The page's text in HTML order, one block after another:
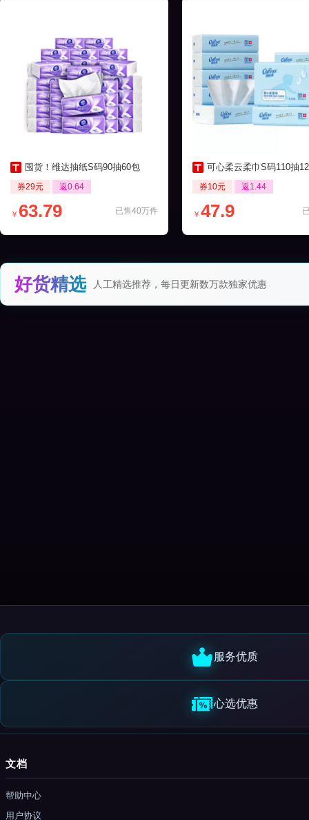
囤货！维达抽纸S码90抽60包
券29元 返0.64
已售40万件
￥ 63.79
可心柔云柔巾S码110抽12包保湿
券10元 返1.44
￥ 47.9
好货精选 人工精选推荐，每日更新数万款独家优惠
服务优质
心选优惠
文档
帮助中心
用户协议